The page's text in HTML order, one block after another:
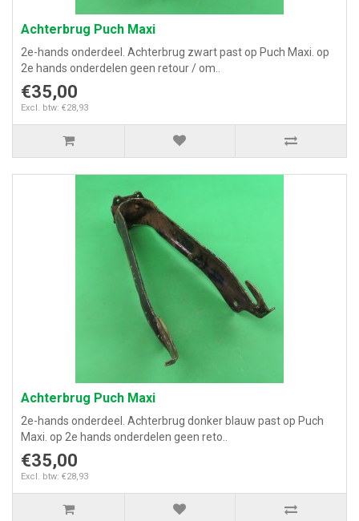
Achterbrug Puch Maxi
2e-hands onderdeel. Achterbrug zwart past op Puch Maxi. op
2e hands onderdelen geen retour / om..
€35,00
Excl. btw: €28,93
Achterbrug Puch Maxi
2e-hands onderdeel. Achterbrug donker blauw past op Puch
Maxi. op 2e hands onderdelen geen reto..
€35,00
Excl. btw: €28,93